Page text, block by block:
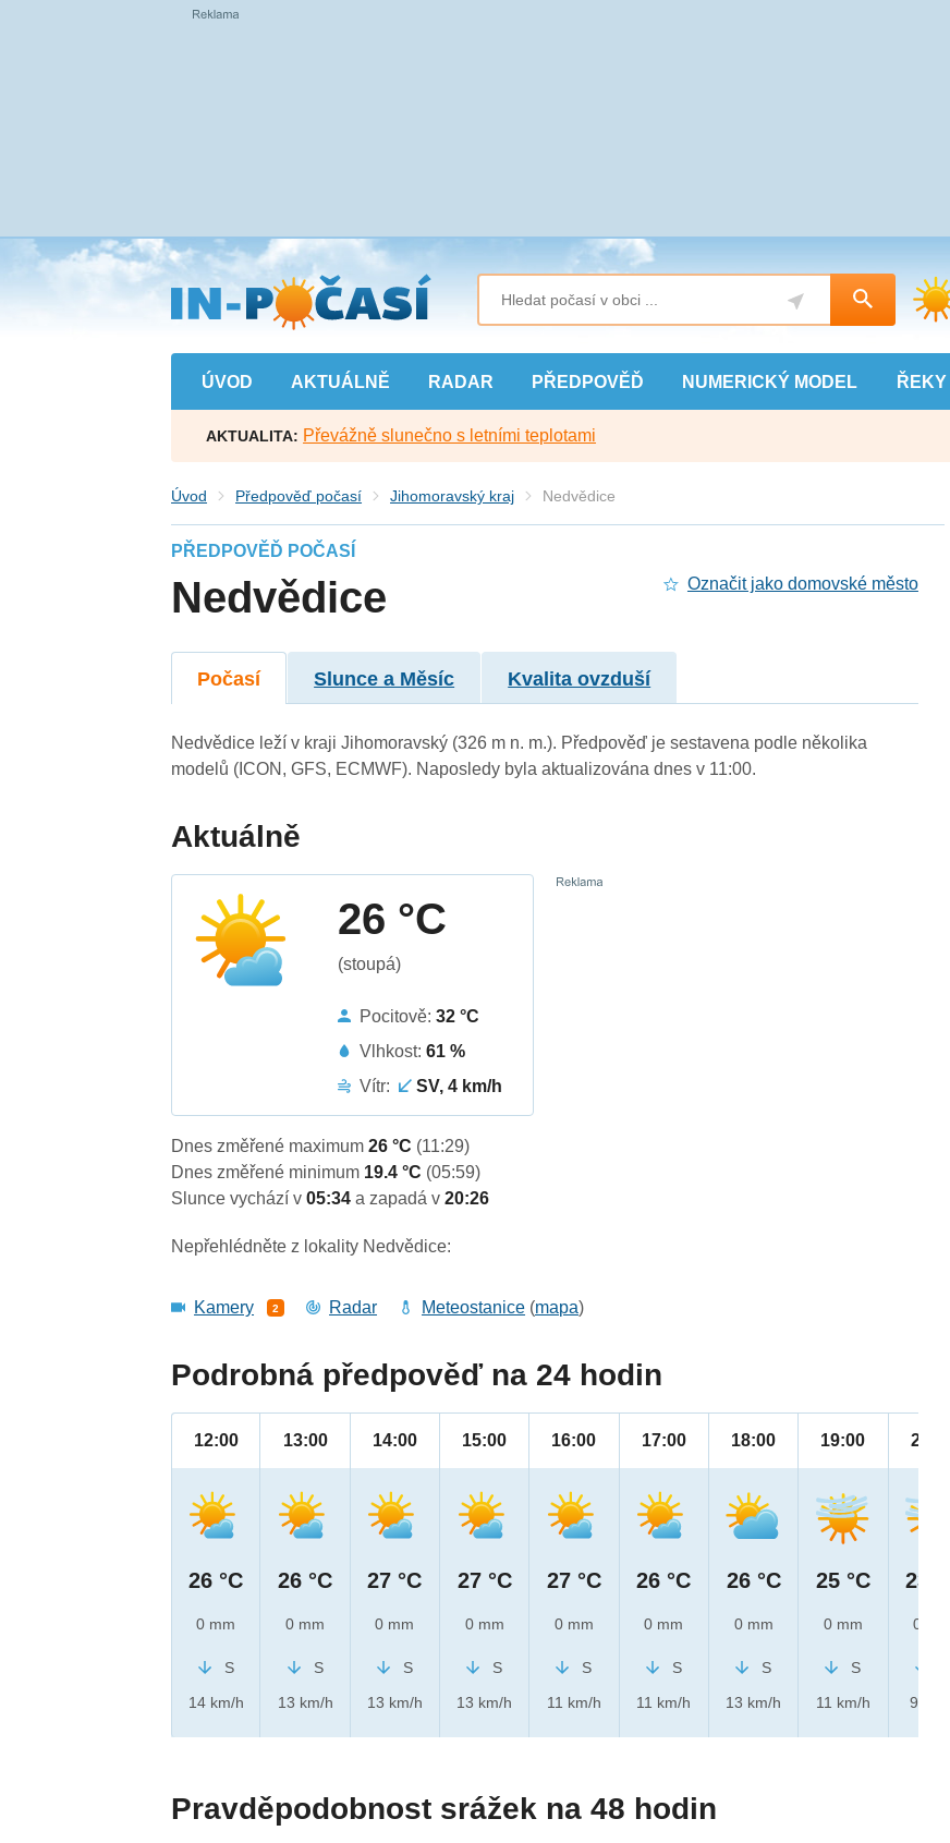
Přejít
na
hlavní
obsah
ÚVOD AKTUÁLNĚ RADAR PŘEDPOVĚĎ NUMERICKÝ MODEL ŘEKY
AKTUALITA: Převážně slunečno s letními teplotami
Úvod Předpověď počasí Jihomoravský kraj Nedvědice
PŘEDPOVĚĎ POČASÍ
Nedvědice Označit jako domovské město
Počasí Slunce a Měsíc Kvalita ovzduší
Nedvědice leží v kraji Jihomoravský (326 m n. m.). Předpověď je sestavena podle několika
modelů (ICON, GFS, ECMWF). Naposledy byla aktualizována dnes v 11:00.
Aktuálně
26 °C
(stoupá)
Pocitově:32 °C
Vlhkost:61 %
Vítr:
SV, 4 km/h
Dnes změřené maximum26 °C (11:29)
Dnes změřené minimum 19.4 °C (05:59)
Slunce vychází v05:34a zapadá v20:26
Nepřehlédněte z lokality Nedvědice:
Kamery 2 Radar Meteostanice (mapa)
Podrobná předpověď na 24 hodin
12:00
26 °C
0 mm
S
14 km/h
13:00
26 °C
0 mm
S
13 km/h
14:00
27 °C
0 mm
S
13 km/h
15:00
27 °C
0 mm
S
13 km/h
16:00
27 °C
0 mm
S
11 km/h
17:00
26 °C
0 mm
S
11 km/h
18:00
26 °C
0 mm
S
13 km/h
19:00
25 °C
0 mm
S
11 km/h
20:00
23 °C
0 mm
9 km/h
Pravděpodobnost srážek na 48 hodin